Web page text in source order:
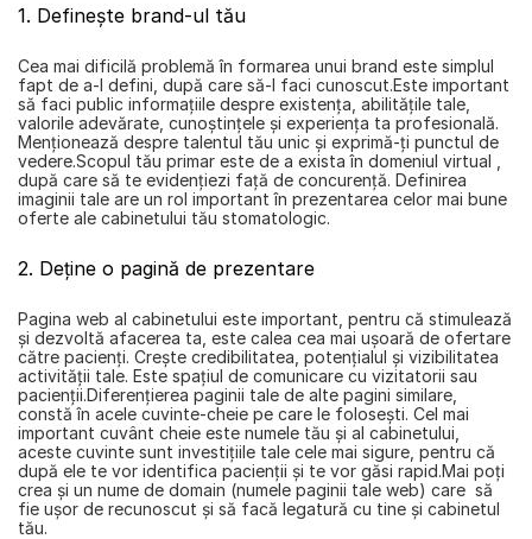
1. Definește brand-ul tău
Cea mai dificilă problemă în formarea unui brand este simplul
fapt de a-l defini, după care să-l faci cunoscut.Este important
să faci public informațiile despre existența, abilitățile tale,
valorile adevărate, cunoștințele și experiența ta profesională.
Menționează despre talentul tău unic și exprimă-ți punctul de
vedere.Scopul tău primar este de a exista în domeniul virtual ,
după care să te evidențiezi față de concurență. Definirea
imaginii tale are un rol important în prezentarea celor mai bune
oferte ale cabinetului tău stomatologic.
2. Deține o pagină de prezentare
Pagina web al cabinetului este important, pentru că stimulează
și dezvoltă afacerea ta, este calea cea mai ușoară de ofertare
către pacienți. Crește credibilitatea, potențialul și vizibilitatea
activității tale. Este spațiul de comunicare cu vizitatorii sau
pacienții.Diferențierea paginii tale de alte pagini similare,
constă în acele cuvinte-cheie pe care le folosești. Cel mai
important cuvânt cheie este numele tău și al cabinetului,
aceste cuvinte sunt investițiile tale cele mai sigure, pentru că
după ele te vor identifica pacienții și te vor găsi rapid.Mai poți
crea și un nume de domain (numele paginii tale web) care  să
fie ușor de recunoscut și să facă legatură cu tine și cabinetul
tău.